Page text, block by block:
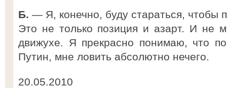
Б. — Я, конечно, буду стараться, чтобы
Это не только позиция и азарт. И не
движухе. Я прекрасно понимаю, что
Путин, мне ловить абсолютно нечего.
20.05.2010